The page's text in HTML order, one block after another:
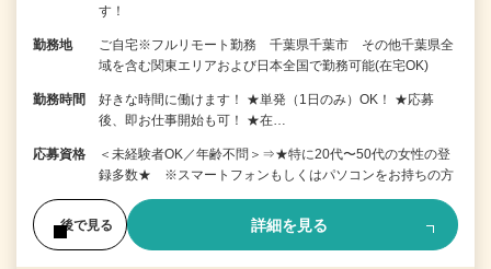
す！
勤務地
ご自宅※フルリモート勤務 千葉県千葉市 その他千葉県全
域を含む関東エリアおよび日本全国で勤務可能(在宅OK)
勤務時間
好きな時間に働けます！ ★単発（1日のみ）OK！ ★応募
後、即お仕事開始も可！ ★在…
応募資格
＜未経験者OK／年齢不問＞⇒★特に20代〜50代の女性の登
録多数★ ※スマートフォンもしくはパソコンをお持ちの方
後で見る 詳細を見る